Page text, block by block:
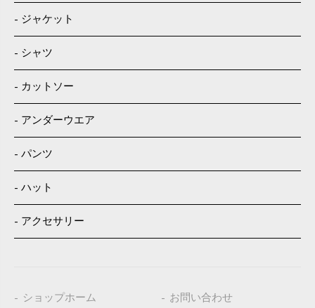
ジャケット
シャツ
カットソー
アンダーウエア
パンツ
ハット
アクセサリー
ショップホーム お問い合わせ